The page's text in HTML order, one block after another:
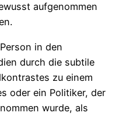
aufgenommen
in den
durch die subtile
zu einem
oder ein Politiker, der
wurde, als